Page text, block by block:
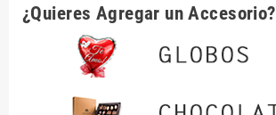
¿Quieres Agregar un Accesorio?